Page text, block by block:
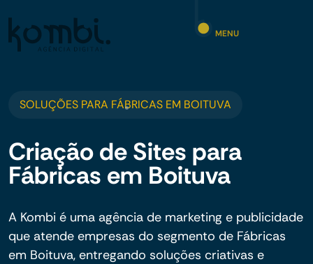
MENU
SOLUÇÕES PARA FÁBRICAS EM BOITUVA
Criação de Sites para
Fábricas em Boituva
A Kombi é uma agência de marketing e publicidade
que atende empresas do segmento de Fábricas
em Boituva, entregando soluções criativas e